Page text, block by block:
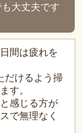
大丈夫です
間は疲れを
だけるよう掃
す。
感じる方が
で無理なく